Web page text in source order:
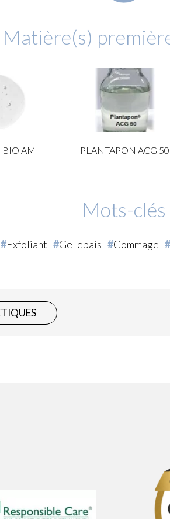
Matière(s)
BIO AMI PLANTAPON ACG 50
Mots-clés
Exfoliant Gel epais Gommage